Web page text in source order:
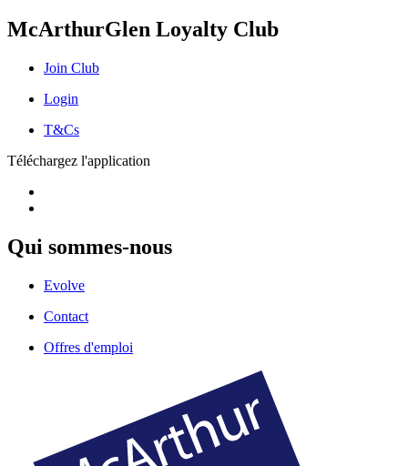
McArthurGlen Loyalty Club
Join Club
Login
T&Cs
Téléchargez l'application
Qui sommes-nous
Evolve
Contact
Offres d'emploi